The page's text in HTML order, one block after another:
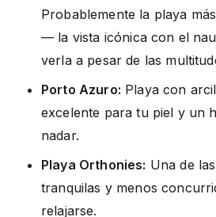
Probablemente la playa
— la vista icónica con el
verla a pesar de las
Porto Azuro: Playa con
excelente para tu piel y un
nadar.
Playa Orthonies: Una de
tranquilas y menos
relajarse.